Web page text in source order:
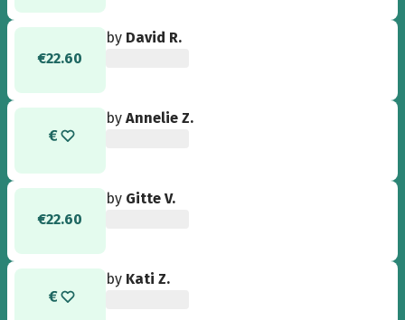
€22.60
by David R.
byAnnelie Z.
€22.60
by Gitte V.
by Kati Z.